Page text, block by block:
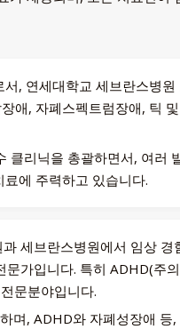
서, 연세대학교 세브란스병
애, 자폐스펙트럼장애, 틱
리닉을 총괄하면서, 여러
에 주력하고 있습니다.
세브란스병원에서 임상 경
가입니다. 특히 ADHD(주
문분야입니다.
며, ADHD와 자폐성장애